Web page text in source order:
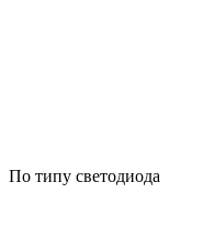
По типу светодиода